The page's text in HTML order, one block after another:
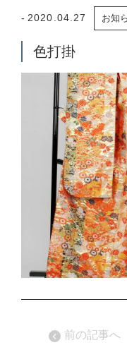
2020.04.27 お知
色打掛
前の記事へ